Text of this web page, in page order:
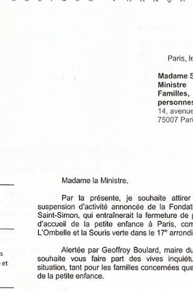
matière de partage de l’espace public et de